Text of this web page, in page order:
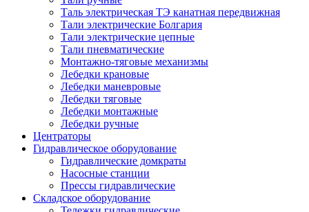
Таль электрическая ТЭ канатная передвижная
Тали электрические Болгария
Тали электрические цепные
Тали пневматические
Монтажно-тяговые механизмы
Лебедки крановые
Лебедки маневровые
Лебедки тяговые
Лебедки монтажные
Лебедки ручные
Центраторы
Гидравлическое оборудование
Гидравлические домкраты
Насосные станции
Прессы гидравлические
Складское оборудование